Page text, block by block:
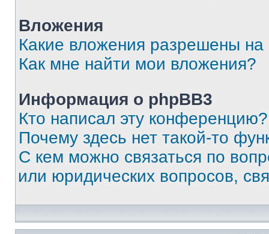
Вложения
Какие вложения разрешены
Как мне найти мои вложения?
Информация о phpBB3
Кто написал эту конференцию?
Почему здесь нет такой-то
С кем можно связаться по
или юридических вопросов,